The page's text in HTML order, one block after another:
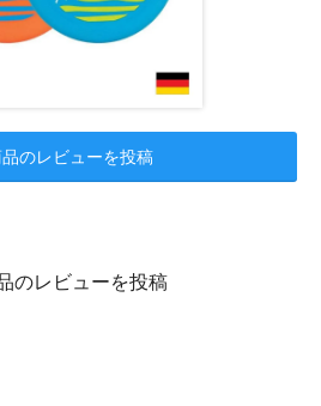
品のレビューを投稿
のレビューを投稿